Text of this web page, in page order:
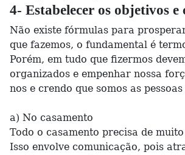
4- Estabelecer os objetivos e
Não existe fórmulas para
que fazemos, o fundamental é
Porém, em tudo que fizermos
organizados e empenhar nossa
nos e crendo que somos as
a) No casamento
Todo o casamento precisa de
Isso envolve comunicação, pois